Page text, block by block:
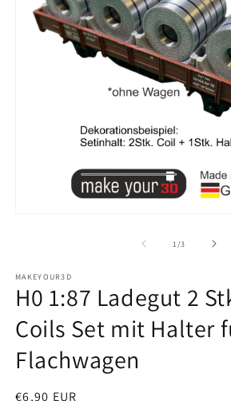
1 /von
3
MAKEYOUR3D
H0 1:87 Ladegut 2
Coils Set mit Halter
Flachwagen
Normaler
€6,90 EUR